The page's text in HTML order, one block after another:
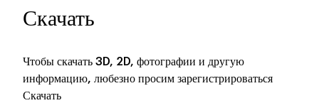
Скачать
Чтобы скачать 3D, 2D, фотографии и другую
информацию, любезно просим зарегистрироваться
Скачать